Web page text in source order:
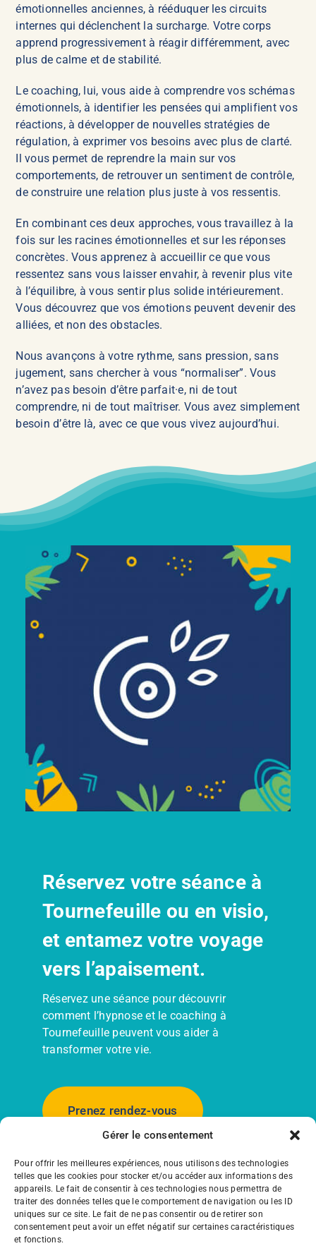
Gérer le consentement
Pour offrir les meilleures expériences, nous utilisons des technologies
telles que les cookies pour stocker et/ou accéder aux informations des
appareils. Le fait de consentir à ces technologies nous permettra de
traiter des données telles que le comportement de navigation ou les ID
uniques sur ce site. Le fait de ne pas consentir ou de retirer son
consentement peut avoir un effet négatif sur certaines caractéristiques
et fonctions.
émotionnelles anciennes, à rééduquer les circuits
internes qui déclenchent la surcharge. Votre corps
apprend progressivement à réagir différemment, avec
plus de calme et de stabilité.
Le coaching, lui, vous aide à comprendre vos schémas
émotionnels, à identifier les pensées qui amplifient vos
réactions, à développer de nouvelles stratégies de
régulation, à exprimer vos besoins avec plus de clarté.
Il vous permet de reprendre la main sur vos
comportements, de retrouver un sentiment de contrôle,
de construire une relation plus juste à vos ressentis.
En combinant ces deux approches, vous travaillez à la
fois sur les racines émotionnelles et sur les réponses
concrètes. Vous apprenez à accueillir ce que vous
ressentez sans vous laisser envahir, à revenir plus vite
à l’équilibre, à vous sentir plus solide intérieurement.
Vous découvrez que vos émotions peuvent devenir des
alliées, et non des obstacles.
Nous avançons à votre rythme, sans pression, sans
jugement, sans chercher à vous “normaliser”. Vous
n’avez pas besoin d’être parfait·e, ni de tout
comprendre, ni de tout maîtriser. Vous avez simplement
besoin d’être là, avec ce que vous vivez aujourd’hui.
Réservez votre séance à
Tournefeuille ou en visio,
et entamez votre voyage
vers l’apaisement.
Réservez une séance pour découvrir
comment l’hypnose et le coaching à
Tournefeuille peuvent vous aider à
transformer votre vie.
Prenez rendez-vous
Le cabinet de Tournefeuille est proche de
Toulouse, Colomiers, Plaisance du Touch,
Cugnaux, Blagnac, Pibrac, Léguevin.
J’accompagne aussi à distance en visio.